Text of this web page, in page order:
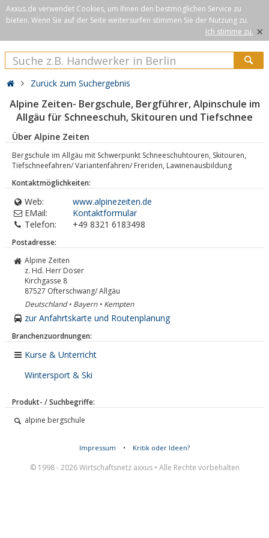
Axxus.de verwendet Cookies, um Ihnen den bestmöglichen Service zu
bieten. Wenn Sie auf der Seite weitersurfen stimmen Sie der Nutzung zu.
Ich stimme zu. ×
Zurück zum Suchergebnis
Alpine Zeiten- Bergschule, Bergführer, Alpinschule im
Allgäu für Schneeschuh, Skitouren und Tiefschnee
Über Alpine Zeiten
Bergschule im Allgäu mit Schwerpunkt Schneeschuhtouren, Skitouren,
Tiefschneefahren/ Variantenfahren/ Freriden, Lawinenausbildung
Kontaktmöglichkeiten:
Web:
www.alpinezeiten.de
EMail:
Kontaktformular
Telefon:
+49 8321 6183498
Postadresse:
Alpine Zeiten
z. Hd. Herr Doser
Kirchgasse 8
87527 Ofterschwang/ Allgäu
Deutschland • Bayern • Kempten
zur Anfahrtskarte und Routenplanung
Branchenzuordnungen:
Kurse & Unterricht
Wintersport & Ski
Produkt- / Suchbegriffe:
alpine bergschule
Impressum • Kritik oder Ideen?
© 1998 - 2026 Wirtschaftsnetz axxus • Alle Rechte vorbehalten